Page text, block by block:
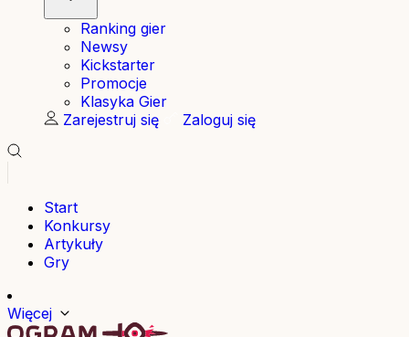
Ranking gier
Newsy
Kickstarter
Promocje
Klasyka Gier
Zarejestruj się
Zaloguj się
Start
Konkursy
Artykuły
Gry
Więcej